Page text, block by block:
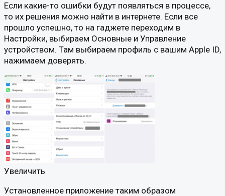
Если какие-то ошибки будут появляться в процессе,
то их решения можно найти в интернете. Если все
прошло успешно, то на гаджете переходим в
Настройки, выбираем Основные и Управление
устройством. Там выбираем профиль с вашим Apple ID,
нажимаем доверять.
Увеличить
Установленное приложение таким образом